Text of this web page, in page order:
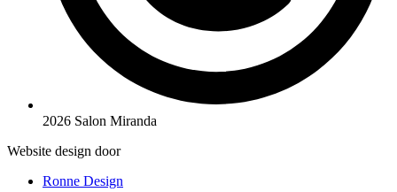
2026 Salon Miranda
Website design door
Ronne Design